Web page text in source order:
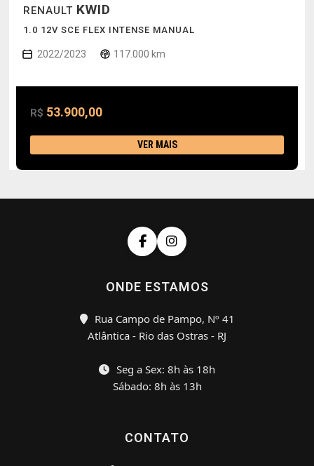
RENAULT KWID
1.0 12V SCE FLEX INTENSE MANUAL
2022/2023 117.000 km
R$ 53.900,00
VER MAIS
ONDE ESTAMOS
Rua Campo de Pampo, Nº 41
Atlântica - Rio das Ostras - RJ
Seg a Sex: 8h às 18h
Sábado: 8h às 13h
CONTATO